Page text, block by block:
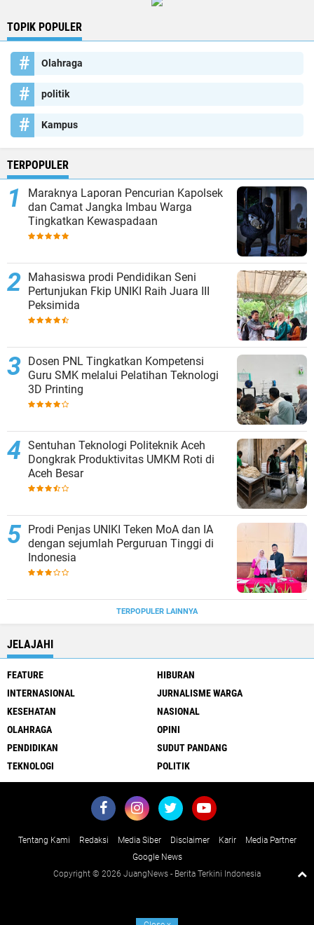
TOPIK POPULER
Olahraga
politik
Kampus
TERPOPULER
Maraknya Laporan Pencurian Kapolsek
dan Camat Jangka Imbau Warga
Tingkatkan Kewaspadaan
Mahasiswa prodi Pendidikan Seni
Pertunjukan Fkip UNIKI Raih Juara III
Peksimida
Dosen PNL Tingkatkan Kompetensi
Guru SMK melalui Pelatihan Teknologi
3D Printing
Sentuhan Teknologi Politeknik Aceh
Dongkrak Produktivitas UMKM Roti di
Aceh Besar
Prodi Penjas UNIKI Teken MoA dan IA
dengan sejumlah Perguruan Tinggi di
Indonesia
TERPOPULER LAINNYA
JELAJAHI
FEATURE
HIBURAN
INTERNASIONAL
JURNALISME WARGA
KESEHATAN
NASIONAL
OLAHRAGA
OPINI
PENDIDIKAN
SUDUT PANDANG
TEKNOLOGI
POLITIK
Tentang Kami Redaksi Media Siber Disclaimer Karir
Media Partner
Google News
Copyright © 2026 JuangNews - Berita Terkini Indonesia